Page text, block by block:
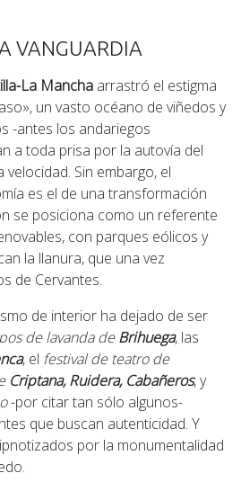
VANGUARDIA
La Mancha arrastró el estigma
un vasto océano de viñedos y
-antes los andariegos
a toda prisa por la autovía del
Sin embargo, el
es el de una transformación
se posiciona como un referente
con parques eólicos y
la llanura, que una vez
de Cervantes.
de interior ha dejado de ser
de lavanda deBrihuega, las
, el festival de teatro de
Criptana, Ruidera, Cabañeros, y
-por citar tan sólo algunos-
que buscan autenticidad. Y
por la monumentalidad